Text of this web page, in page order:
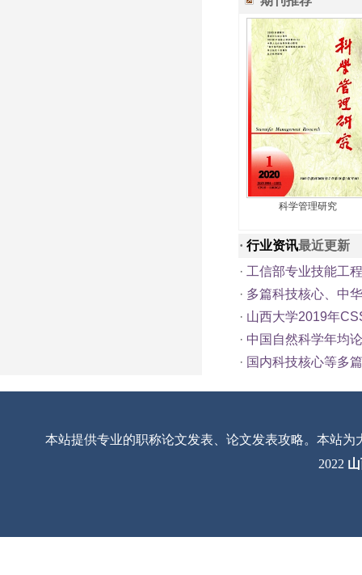
科学管理研究
· 行业资讯最近更新
· 工信部专业技能工
· 多篇科技核心、中
· 山西大学2019年
· 中国自然科学年均
· 国内科技核心等多
本站提供专业的职称论文发表、论文发表攻略。本站
2022